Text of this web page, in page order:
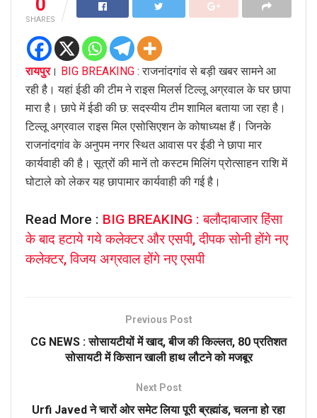
SHARES
रायपुर। BIG BREAKING : राजनांदगांव से बड़ी खबर सामने आ
रही है। यहां ईडी की टीम ने राइस मिलर्स टिल्लू अग्रवाल के घर छापा
मारा है। छापे में ईडी की छ: सदस्यीय टीम शामिल बताया जा रहा है।
टिल्लू अग्रवाल राइस मिल एसोसिएशन के कोषाध्यक्ष हैं। जिनके
राजनांदगांव के अनुपम नगर स्थित आवास पर ईडी ने छापा मार
कार्यवाही की है। सूत्रों की मानें तो कस्टम मिलिंग प्रोत्साहन राशि में
घोटाले को लेकर यह छापामार कार्यवाही की गई है।
Read More : BIG BREAKING : बलौदाबाजार हिंसा
के बाद हटाये गये कलेक्टर और एसपी, दीपक सोनी होंगे नए
कलेक्टर, विजय अग्रवाल होंगे नए एसपी
Previous Post
CG NEWS : सोसायटीयों में खाद, बीज की किल्लत, 80 प्रतिशत
सोसायटी में किसान खाली हाथ लौटने को मजबूर
Next Post
Urfi Javed ने चारों ओर समेट लिया पूरी ब्रह्मांड, चलना हो रहा